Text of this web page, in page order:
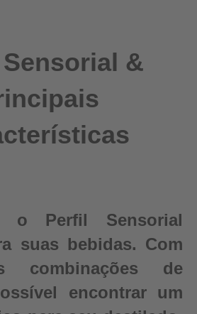
&
o Perfil Sensorial
suas bebidas. Com
combinações de
encontrar um